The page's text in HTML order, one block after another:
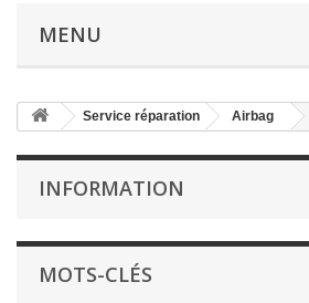
MENU
Service réparation Airbag
INFORMATION
MOTS-CLÉS